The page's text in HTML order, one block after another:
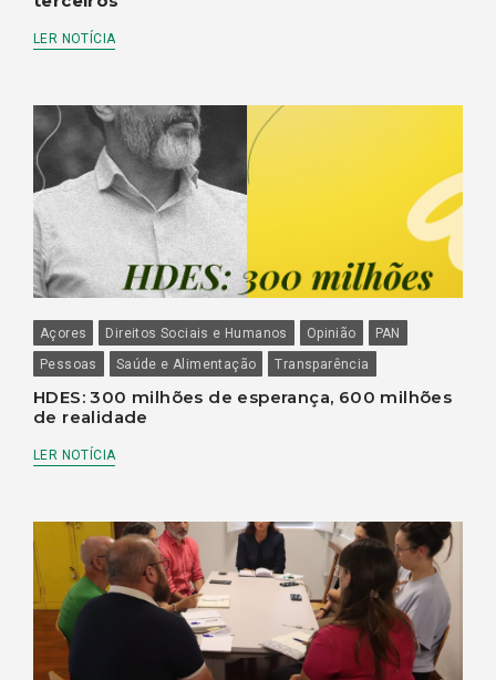
LER NOTÍCIA
Açores Direitos Sociais e Humanos Opinião
PAN
Pessoas
Saúde e Alimentação Transparência
HDES: 300 milhões de esperança, 600 milhões
de realidade
LER NOTÍCIA